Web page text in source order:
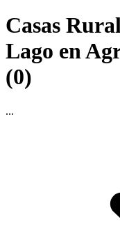
Casas
Lago en
(0)
...